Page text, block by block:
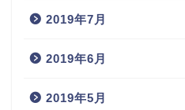
2019年7月
2019年6月
2019年5月